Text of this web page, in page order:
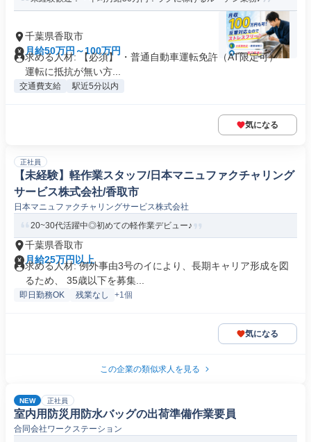
千葉県香取市
月給50万円～100万円
求める人材: 【必須】 ・普通自動車運転免許（AT限定可） ・
運転に抵抗が無い方...
交通費支給 駅近5分以内
気になる
正社員
【未経験】軽作業スタッフ/日本マニュファクチャリング
サービス株式会社/香取市
日本マニュファクチャリングサービス株式会社
20~30代活躍中◎初めての軽作業デビュー♪
千葉県香取市
月給25万円以上
求める人材: 例外事由3号のイにより、長期キャリア形成を図
るため、 35歳以下を募集...
即日勤務OK 残業なし +1個
気になる
この企業の類似求人を見る
NEW 正社員
室内用防災用防水バッグの出荷準備作業要員
合同会社ワークステーション